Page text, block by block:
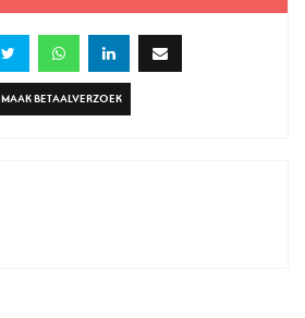
MAAK BETAALVERZOEK